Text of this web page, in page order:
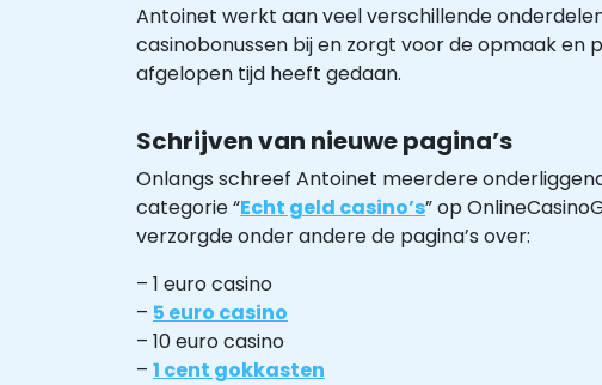
Antoinet werkt aan veel verschillende
casinobonussen bij en zorgt voor de opmaak en
afgelopen tijd heeft gedaan.
Schrijven van nieuwe pagina’s
Onlangs schreef Antoinet meerdere
categorie “Echt geld casino’s” op
verzorgde onder andere de pagina’s over:
– 1 euro casino
– 5 euro casino
– 10 euro casino
– 1 cent gokkasten